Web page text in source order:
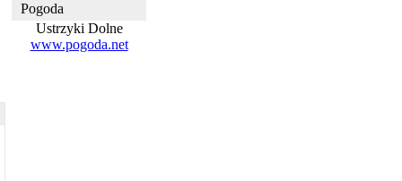
Pogoda
Ustrzyki Dolne
www.pogoda.net